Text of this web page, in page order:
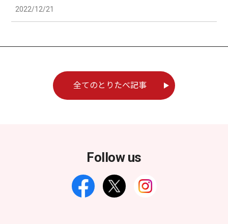
2022/12/21
全てのとりたべ記事
Follow us